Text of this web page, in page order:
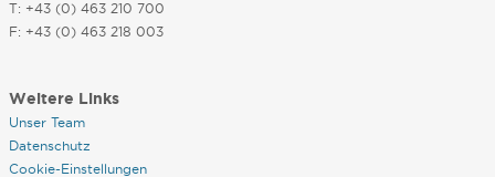
T: +43 (0) 463 210 700
F: +43 (0) 463 218 003
Weitere Links
Unser Team
Datenschutz
Cookie-Einstellungen